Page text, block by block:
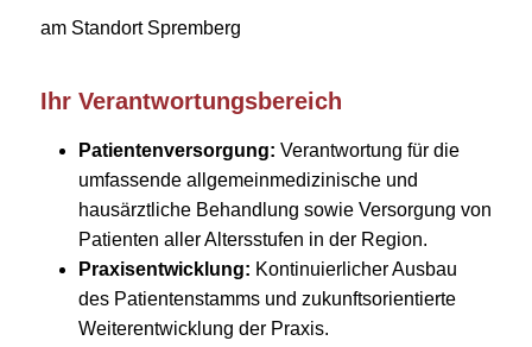
am Standort Spremberg
Ihr Verantwortungsbereich
Patientenversorgung: Verantwortung für die
umfassende allgemeinmedizinische und
hausärztliche Behandlung sowie Versorgung von
Patienten aller Altersstufen in der Region.
Praxisentwicklung: Kontinuierlicher Ausbau
des Patientenstamms und zukunftsorientierte
Weiterentwicklung der Praxis.